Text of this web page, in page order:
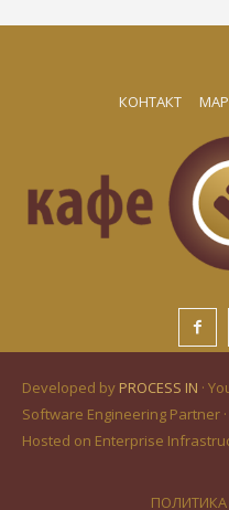
КОНТАКТ
Developed by PROCESS IN ·
Software Engineering Partner ·
Hosted on Enterprise